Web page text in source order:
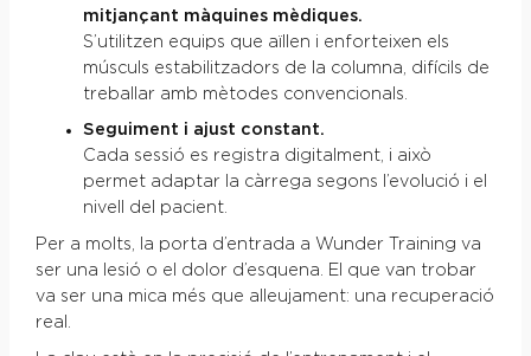
mitjançant màquines mèdiques.
S’utilitzen equips que aïllen i enforteixen els
músculs estabilitzadors de la columna, difícils de
treballar amb mètodes convencionals.
Seguiment i ajust constant.
Cada sessió es registra digitalment, i això
permet adaptar la càrrega segons l’evolució i el
nivell del pacient.
Per a molts, la porta d’entrada a Wunder Training va
ser una lesió o el dolor d’esquena. El que van trobar
va ser una mica més que alleujament: una recuperació
real.